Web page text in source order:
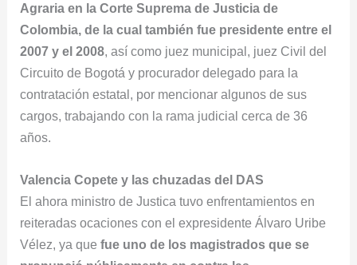
Agraria en la Corte Suprema de Justicia de
Colombia, de la cual también fue presidente entre el
2007 y el 2008, así como juez municipal, juez Civil del
Circuito de Bogotá y procurador delegado para la
contratación estatal, por mencionar algunos de sus
cargos, trabajando con la rama judicial cerca de 36
años.
Valencia Copete y las chuzadas del DAS
El ahora ministro de Justica tuvo enfrentamientos en
reiteradas ocaciones con el expresidente Álvaro Uribe
Vélez, ya que fue uno de los magistrados que se